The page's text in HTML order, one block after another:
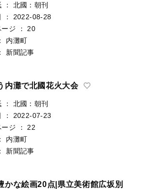
：
北國：朝刊
：
2022-08-28
ジ
：
20
：
内灘町
： 新聞記事
内灘で北國花火大会
：
北國：朝刊
：
2022-07-23
ジ
：
22
：
内灘町
： 新聞記事
かな絵画20点|県立美術館広坂別